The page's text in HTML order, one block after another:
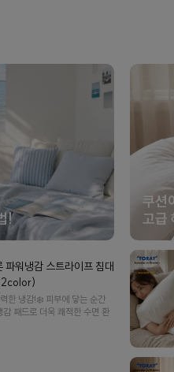
!
파워냉감 스트라이프 침대
한 냉감!❄️ 피부에 닿는 순간
감 패드로 더욱 쾌적한 수면 환
쿠션
고급